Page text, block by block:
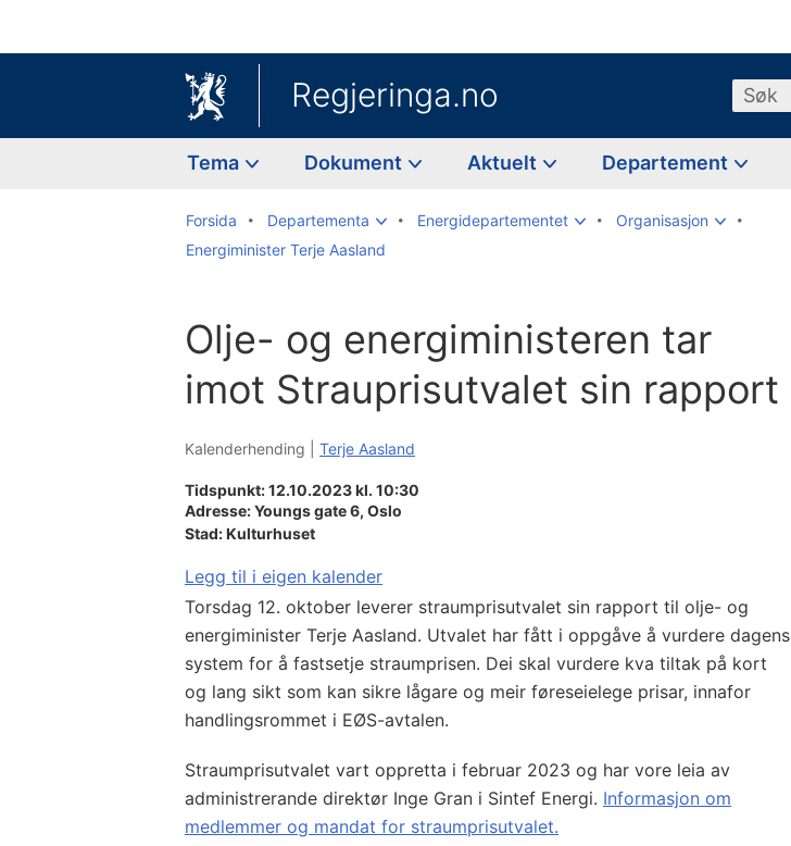
Regjeringa.no Søk
Tema Dokument Aktuelt Departement
Forsida Departementa Energidepartementet
Organisasjon
Energiminister Terje Aasland
Olje- og energiministeren tar
imot Strauprisutvalet sin rapport
Kalenderhending | Terje Aasland
Tidspunkt: 12.10.2023 kl. 10:30
Adresse:Youngs gate 6, Oslo
Stad:Kulturhuset
Legg til i eigen kalender
Torsdag 12. oktober leverer straumprisutvalet sin rapport til olje- og
energiminister Terje Aasland. Utvalet har fått i oppgåve å vurdere dagens
system for å fastsetje straumprisen. Dei skal vurdere kva tiltak på kort
og lang sikt som kan sikre lågare og meir føreseielege prisar, innafor
handlingsrommet i EØS-avtalen.
Straumprisutvalet vart oppretta i februar 2023 og har vore leia av
administrerande direktør Inge Gran i Sintef Energi. Informasjon om
medlemmer og mandat for straumprisutvalet.